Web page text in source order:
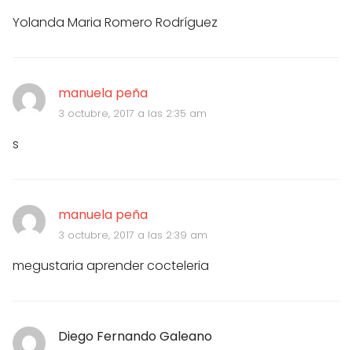
Yolanda Maria Romero Rodríguez
manuela peña
3 octubre, 2017 a las 2:35 am
s
manuela peña
3 octubre, 2017 a las 2:39 am
megustaria aprender cocteleria
Diego Fernando Galeano